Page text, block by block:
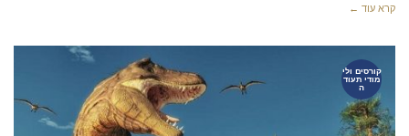
קרא עוד ←
קורסים ולי
מודי תעוד
ה